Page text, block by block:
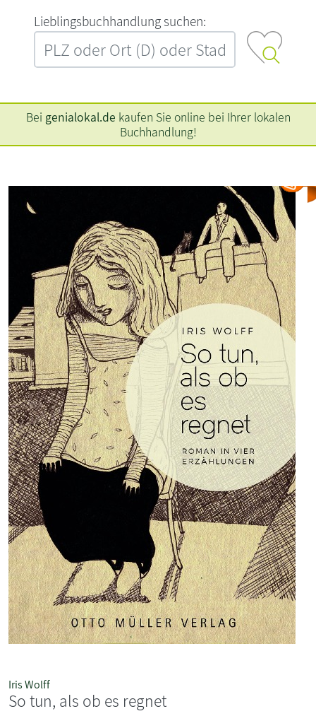
L‍i‍e‍b‍l‍i‍n‍g‍s‍b‍u‍c‍h‍h‍a‍n‍d‍l‍u‍n‍g‍ ‍s‍u‍c‍h‍e‍n‍:‍
Bei genialokal.de kaufen Sie online bei Ihrer lokalen
Buchhandlung!
Iris Wolff
So tun, als ob es regnet